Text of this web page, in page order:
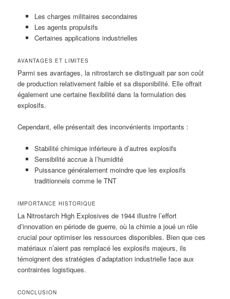
Les charges militaires secondaires
Les agents propulsifs
Certaines applications industrielles
AVANTAGES ET LIMITES
Parmi ses avantages, la nitrostarch se distinguait par son coût
de production relativement faible et sa disponibilité. Elle offrait
également une certaine flexibilité dans la formulation des
explosifs.
Cependant, elle présentait des inconvénients importants :
Stabilité chimique inférieure à d’autres explosifs
Sensibilité accrue à l’humidité
Puissance généralement moindre que les explosifs
traditionnels comme le TNT
IMPORTANCE HISTORIQUE
La Nitrostarch High Explosives de 1944 illustre l’effort
d’innovation en période de guerre, où la chimie a joué un rôle
crucial pour optimiser les ressources disponibles. Bien que ces
matériaux n’aient pas remplacé les explosifs majeurs, ils
témoignent des stratégies d’adaptation industrielle face aux
contraintes logistiques.
CONCLUSION